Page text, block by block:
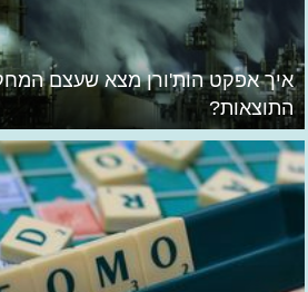
איך אפקט הות'ורן מצא שעצם
התוצאות?